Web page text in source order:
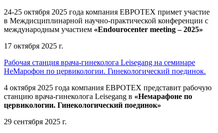
24-25 октября 2025 года компания ЕВРОТЕХ примет участие
в Междисциплинарной научно-практической конференции с
международным участием «Endourocenter meeting – 2025»
17 октября 2025 г.
Рабочая станция врача-гинеколога Leisegang на семинаре
НеМарофон по цервикологии. Гинекологический поединок.
4 октября 2025 года компания ЕВРОТЕХ представит рабочую
станцию врача-гинеколога Leisegang в «Немарафоне по
цервикологии. Гинекологический поединок»
29 сентября 2025 г.